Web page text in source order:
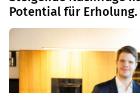
Potential für Erholung.